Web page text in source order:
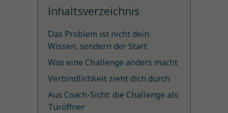
Inhaltsverzeichnis
Das Problem ist nicht dein
Wissen, sondern der Start
Was eine Challenge anders macht
Verbindlichkeit zieht dich durch
Aus Coach-Sicht: die Challenge als
Türöffner